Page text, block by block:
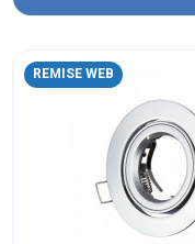
REMISE WEB